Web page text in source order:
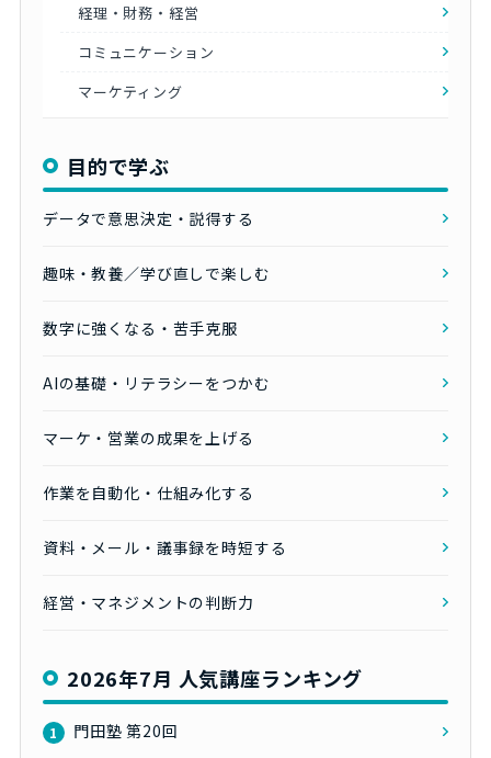
経理・財務・経営
コミュニケーション
マーケティング
目的で学ぶ
データで意思決定・説得する
趣味・教養／学び直しで楽しむ
数字に強くなる・苦手克服
AIの基礎・リテラシーをつかむ
マーケ・営業の成果を上げる
作業を自動化・仕組み化する
資料・メール・議事録を時短する
経営・マネジメントの判断力
2026年7月 人気講座ランキング
1 門田塾 第20回